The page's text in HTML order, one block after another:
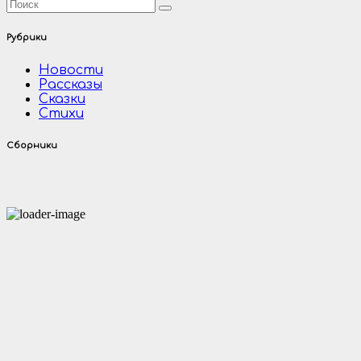
Рубрики
Новости
Рассказы
Сказки
Стихи
Сборники